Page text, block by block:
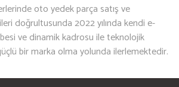
oto yedek parça satış ve
doğrultusunda 2022 yılında kendi e-
ve dinamik kadrosu ile teknolojik
bir marka olma yolunda ilerlemektedir.